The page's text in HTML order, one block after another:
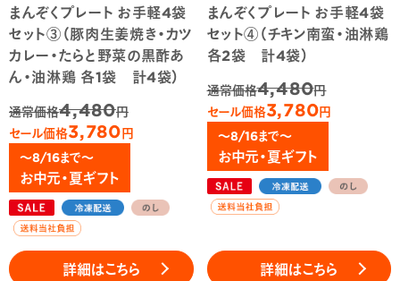
まんぞくプレート お手軽4袋
セット③（豚肉生姜焼き・カツ
カレー・たらと野菜の黒酢あ
ん・油淋鶏 各1袋 計4袋）
通常価格4,480円
セール価格3,780円
～8/16まで～
お中元・夏ギフト
詳細はこちら
まんぞくプレート お手軽4袋
セット④（チキン南蛮・油淋鶏
各2袋 計4袋）
通常価格4,480円
セール価格3,780円
～8/16まで～
お中元・夏ギフト
詳細はこちら